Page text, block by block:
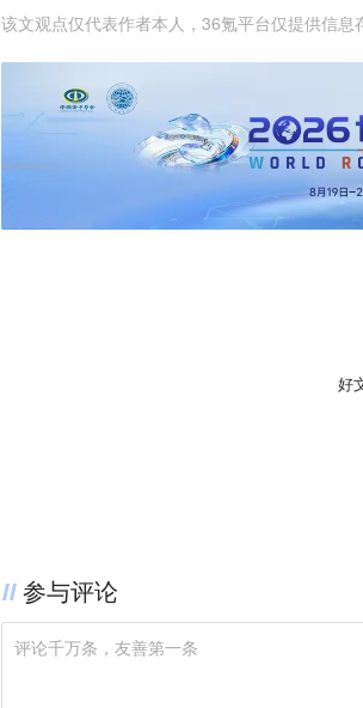
该文观点仅代表作者本人，36氪平台仅提供信息
好
参与评论
评论千万条，友善第一条